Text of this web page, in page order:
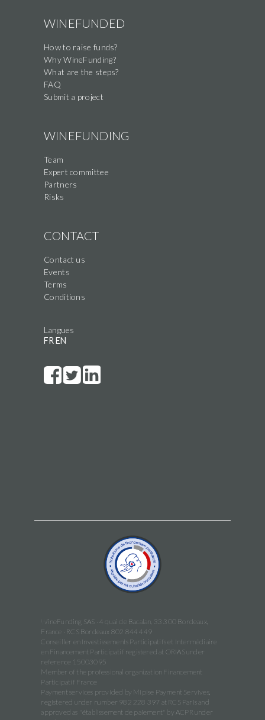
WINEFUNDED
How to raise funds?
Why WineFunding?
What are the steps?
FAQ
Submit a project
WINEFUNDING
Team
Expert committee
Partners
Risks
CONTACT
Contact us
Events
Terms
Conditions
Langues
FR EN
WineFunding SAS · 4 quai de Bacalan, 33 300 Bordeaux,
France · RCS Bordeaux 802 844 449
Conseiller en Investissements Participatifs et Intermédiaire
en Financement Participatif registered at ORIAS under
reference 15003095
Member of the professional organization Financement
Participatif France
Payment services provided by Mipise Payment Servives,
registered under number 982 228 397 at RCS Paris and
approved as "établissement de paiement" by ACPR under